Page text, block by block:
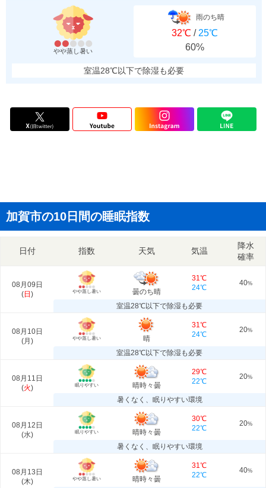
やや蒸し暑い
雨のち晴
32℃ / 25℃
60%
室温28℃以下で除湿も必要
加賀市の10日間の睡眠指数
日付 指数 天気 気温
降水
確率
08月09日
(日 ) やや蒸し暑い 曇のち晴
31℃
24℃
40%
室温28℃以下で除湿も必要
08月10日
(月 ) やや蒸し暑い 晴
31℃
24℃
20%
室温28℃以下で除湿も必要
08月11日
(火) 眠りやすい 晴時々曇
29℃
22℃
20%
暑くなく、眠りやすい環境
08月12日
(水) 眠りやすい 晴時々曇
30℃
22℃
20%
暑くなく、眠りやすい環境
08月13日
(木) やや蒸し暑い 晴時々曇
31℃
22℃
40%